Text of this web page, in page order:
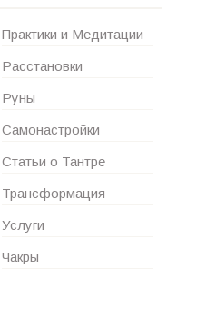
Практики и Медитации
Расстановки
Руны
Самонастройки
Статьи о Тантре
Трансформация
Услуги
Чакры